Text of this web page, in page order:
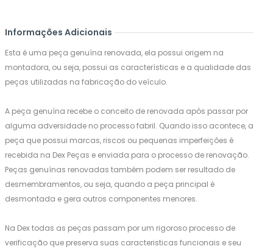
Informações Adicionais
Esta é uma peça genuína renovada, ela possui origem na
montadora, ou seja, possui as características e a qualidade das
peças utilizadas na fabricação do veículo.
A peça genuína recebe o conceito de renovada após passar por
alguma adversidade no processo fabril. Quando isso acontece, a
peça que possui marcas, riscos ou pequenas imperfeições é
recebida na Dex Peças e enviada para o processo de renovação.
Peças genuínas renovadas também podem ser resultado de
desmembramentos, ou seja, quando a peça principal é
desmontada e gera outros componentes menores.
Na Dex todas as peças passam por um rigoroso processo de
verificação que preserva suas caracteristicas funcionais e seu